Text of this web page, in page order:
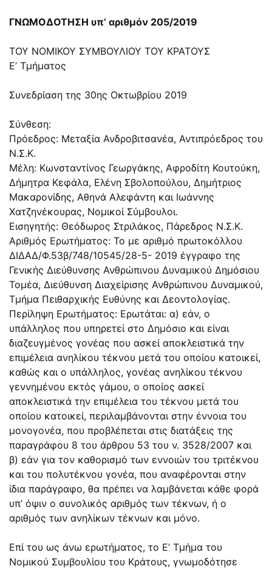
ΓΝΩΜΟΔΟΤΗΣΗ υπ’ αριθμόν 205/2019
ΤΟΥ ΝΟΜΙΚΟΥ ΣΥΜΒΟΥΛΙΟΥ ΤΟΥ ΚΡΑΤΟΥΣ
Ε’ Τμήματος
Συνεδρίαση της 30ης Οκτωβρίου 2019
Σύνθεση:
Πρόεδρος: Μεταξία Ανδροβιτσανέα, Αντιπρόεδρος του
Ν.Σ.Κ.
Μέλη: Κωνσταντίνος Γεωργάκης, Αφροδίτη Κουτούκη,
Δήμητρα Κεφάλα, Ελένη Σβολοπούλου, Δημήτριος
Μακαρονίδης, Αθηνά Αλεφάντη και Ιωάννης
Χατζηνέκουρας, Νομικοί Σύμβουλοι.
Εισηγητής: Θεόδωρος Στριλάκος, Πάρεδρος Ν.Σ.Κ.
Αριθμός Ερωτήματος: Το με αριθμό πρωτοκόλλου
ΔΙΔΑΔ/Φ.53β/748/10545/28-5- 2019 έγγραφο της
Γενικής Διεύθυνσης Ανθρώπινου Δυναμικού Δημόσιου
Τομέα, Διεύθυνση Διαχείρισης Ανθρώπινου Δυναμικού,
Τμήμα Πειθαρχικής Ευθύνης και Δεοντολογίας.
Περίληψη Ερωτήματος: Ερωτάται: α) εάν, ο
υπάλληλος που υπηρετεί στο Δημόσιο και είναι
διαζευγμένος γονέας που ασκεί αποκλειστικά την
επιμέλεια ανηλίκου τέκνου μετά του οποίου κατοικεί,
καθώς και ο υπάλληλος, γονέας ανηλίκου τέκνου
γεννημένου εκτός γάμου, ο οποίος ασκεί
αποκλειστικά την επιμέλεια του τέκνου μετά του
οποίου κατοικεί, περιλαμβάνονται στην έννοια του
μονογονέα, που προβλέπεται στις διατάξεις της
παραγράφου 8 του άρθρου 53 του ν. 3528/2007 και
β) εάν για τον καθορισμό των εννοιών του τριτέκνου
και του πολυτέκνου γονέα, που αναφέρονται στην
ίδια παράγραφο, θα πρέπει να λαμβάνεται κάθε φορά
υπ’ όψιν ο συνολικός αριθμός των τέκνων, ή ο
αριθμός των ανηλίκων τέκνων και μόνο.
Επί του ως άνω ερωτήματος, το Ε’ Τμήμα του
Νομικού Συμβουλίου του Κράτους, γνωμοδότησε